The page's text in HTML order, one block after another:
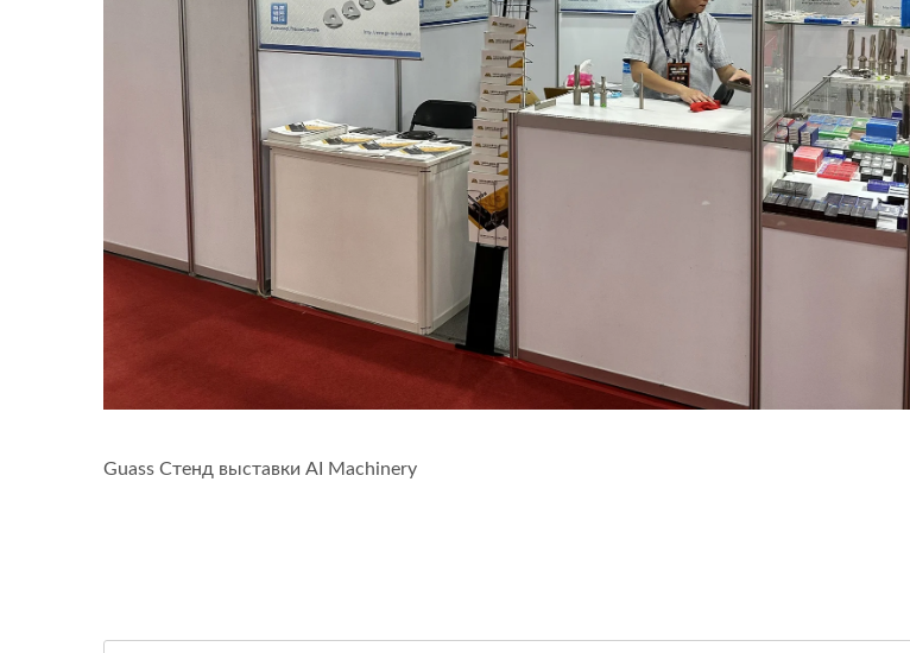
Guass Стенд выставки AI Machinery